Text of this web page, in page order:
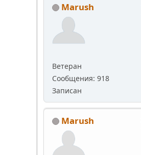
Marush
Ветеран
Сообщения: 918
Записан
Marush